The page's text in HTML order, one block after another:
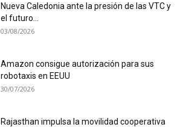
Nueva Caledonia ante la presión de las VTC y
el futuro...
03/08/2026
Amazon consigue autorización para sus
robotaxis en EEUU
30/07/2026
Rajasthan impulsa la movilidad cooperativa